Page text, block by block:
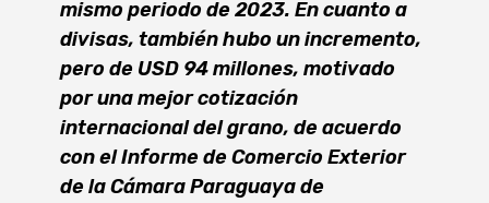
mismo periodo de 2023. En cuanto a
divisas, también hubo un incremento,
pero de USD 94 millones, motivado
por una mejor cotización
internacional del grano, de acuerdo
con el Informe de Comercio Exterior
de la Cámara Paraguaya de